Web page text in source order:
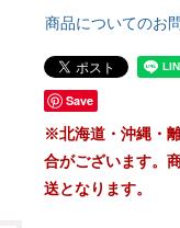
商品についてのお
Save
※北海道・沖縄・
合がございます。
送となります。